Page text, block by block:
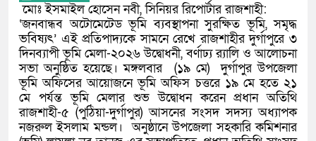
‎ ‎মোঃ ইসমাইল হোসেন নবী, সিনিয়র রিপোর্টার রাজশাহী:
‘জনবান্ধব অটোমেটেড ভূমি ব্যবস্থাপনা সুরক্ষিত ভূমি, সমৃদ্ধ
ভবিষ্যৎ’ এই প্রতিপাদ্যকে সামনে রেখে রাজশাহীর দুর্গাপুরে ৩
দিনব্যাপী ভূমি মেলা-২০২৬ উদ্বোধনী, বর্ণাঢ্য র‌্যালি ও আলোচনা
সভা অনুষ্ঠিত হয়েছে। মঙ্গলবার (১৯ মে) দুর্গাপুর উপজেলা
ভূমি অফিসের আয়োজনে ভূমি অফিস চত্তরে ১৯ মে হতে ২১
মে পর্যন্ত ভূমি মেলার শুভ উদ্বোধন করেন প্রধান অতিথি
রাজশাহী-৫ (পুঠিয়া-দুর্গাপুর) আসনের সংসদ সদস্য অধ্যাপক
নজরুল ইসলাম মন্ডল। ‎ ‎অনুষ্ঠানে উপজেলা সহকারি কমিশনার